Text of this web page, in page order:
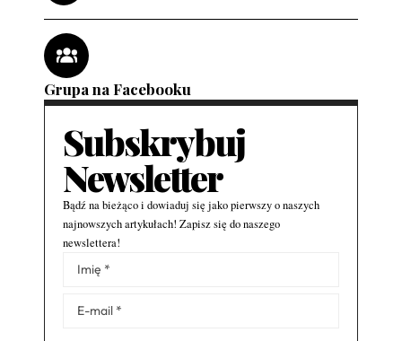
Grupa na Facebooku
Subskrybuj
Newsletter
Bądź na bieżąco i dowiaduj się jako pierwszy o naszych
najnowszych artykułach! Zapisz się do naszego
newslettera!
Alternative: